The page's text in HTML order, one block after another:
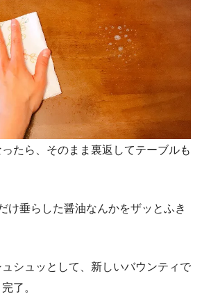
たら、そのまま裏返してテーブルも
け垂らした醤油なんかをザッとふき
シュッとして、新しいバウンティで
了。